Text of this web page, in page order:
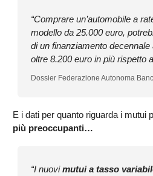
“Comprare un’automobile a
modello da 25.000 euro,
di un finanziamento
oltre 8.200 euro in più rispetto
Dossier Federazione Autonoma
E i dati per quanto riguarda i mutui
più preoccupanti…
“I nuovimutui a tasso